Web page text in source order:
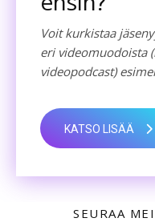
Voit kurkistaa
eri videomuodoista
videopodcast)
KATSO LISÄÄ
SEURAA